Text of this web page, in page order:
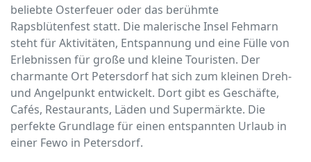
beliebte Osterfeuer oder das berühmte
Rapsblütenfest statt. Die malerische Insel Fehmarn
steht für Aktivitäten, Entspannung und eine Fülle von
Erlebnissen für große und kleine Touristen. Der
charmante Ort Petersdorf hat sich zum kleinen Dreh-
und Angelpunkt entwickelt. Dort gibt es Geschäfte,
Cafés, Restaurants, Läden und Supermärkte. Die
perfekte Grundlage für einen entspannten Urlaub in
einer Fewo in Petersdorf.